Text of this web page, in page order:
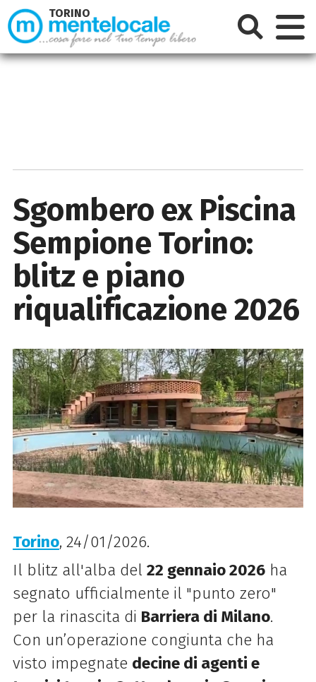
Sgombero ex Piscina
Sempione Torino:
blitz e piano
riqualificazione 2026
Torino, 24/01/2026.
Il blitz all'alba del 22 gennaio 2026ha
segnato ufficialmente il "punto zero"
per la rinascita di Barriera di Milano.
Con un’operazione congiunta che ha
visto impegnate decine di agenti e
TORINO